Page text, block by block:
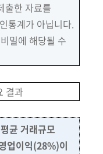
출한 자료를
통계가 아닙니다.
밀에 해당될 수
결과
균 거래규모
업이익(28%)이